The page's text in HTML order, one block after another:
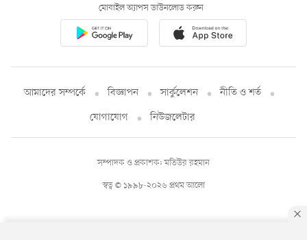
মোবাইল অ্যাপস ডাউনলোড করুন
আমাদের সম্পর্কে বিজ্ঞাপন সার্কুলেশন
নীতি ও শর্ত
যোগাযোগ
নিউজলেটার
স্বত্ব © ১৯৯৮-২০২৬ প্রথম আলো
সম্পাদক ও প্রকাশক: মতিউর রহমান